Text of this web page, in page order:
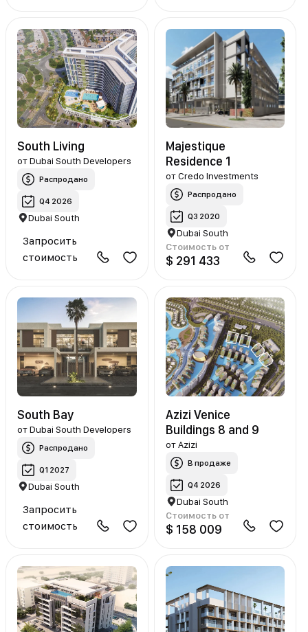
South Living
отDubai South Developers
Распродано
Q4 2026
Dubai South
Запросить
стоимость
Majestique
Residence 1
от Credo Investments
Распродано
Q3 2020
Dubai South
Стоимость от
$ 291 433
South Bay
отDubai South Developers
Распродано
Q1 2027
Dubai South
Запросить
стоимость
Azizi Venice
Buildings 8 and 9
от Azizi
В продаже
Q4 2026
Dubai South
Стоимость от
$ 158 009